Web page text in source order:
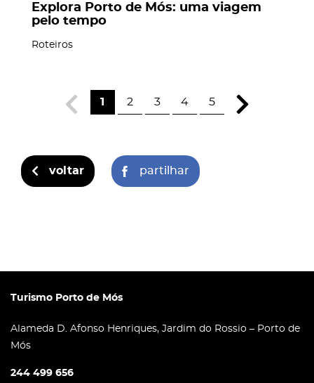
Explora Porto de Mós: uma viagem
pelo tempo
Roteiros
1 2 3 4 5
voltar partilhar
Turismo Porto de Mós
Alameda D. Afonso Henriques, Jardim do Rossio – Porto de
Mós
244 499 656